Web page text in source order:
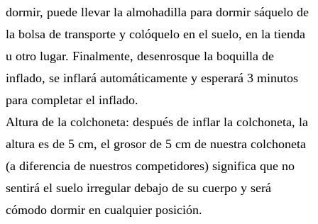
dormir, puede llevar la almohadilla para dormir sáquelo de
la bolsa de transporte y colóquelo en el suelo, en la tienda
u otro lugar. Finalmente, desenrosque la boquilla de
inflado, se inflará automáticamente y esperará 3 minutos
para completar el inflado.
Altura de la colchoneta: después de inflar la colchoneta, la
altura es de 5 cm, el grosor de 5 cm de nuestra colchoneta
(a diferencia de nuestros competidores) significa que no
sentirá el suelo irregular debajo de su cuerpo y será
cómodo dormir en cualquier posición.